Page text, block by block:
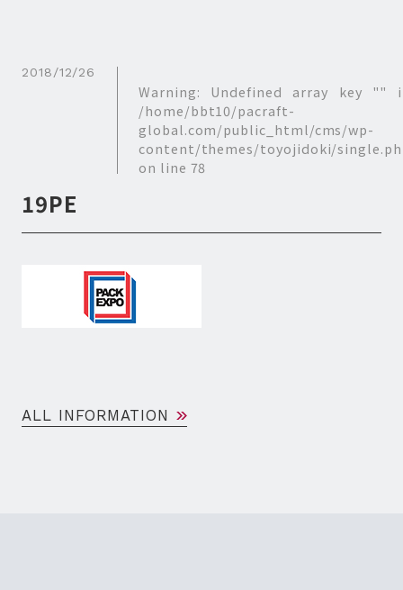
2018/12/26
Warning: Undefined array key ""
/home/bbt10/pacraft-
global.com/public_html/cms/wp-
content/themes/toyojidoki/
on line 78
19PE
ALL INFORMATION